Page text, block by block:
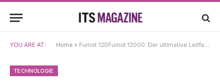
YOU ARE AT: Home » Fumot 120Fumot 12000: Der ultimative Leitfaden zu Funktionen, Vorteilen, Leistung & Einsatzbereichen00: Der ultimative Leitfaden zu Funktionen, Vorteilen, Leistung & Einsatzbereichen
TECHNOLOGIE